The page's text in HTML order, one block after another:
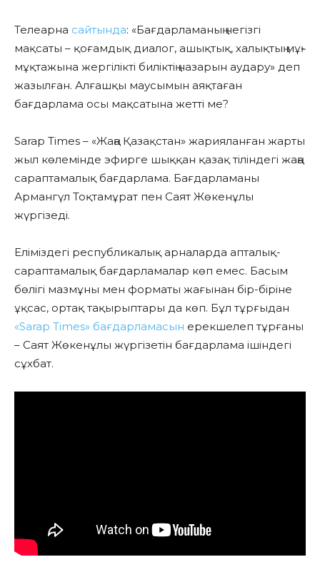
Телеарна сайтында: «Бағдарламаның негізгі
мақсаты – қоғамдық диалог, ашықтық, халықтың мұң-
мұқтажына жергілікті биліктің назарын аудару» деп
жазылған. Алғашқы маусымын аяқтаған
бағдарлама осы мақсатына жетті ме?
Sarap Times – «Жаңа Қазақстан» жарияланған жарты
жыл көлемінде эфирге шыққан қазақ тіліндегі жаңа
сараптамалық бағдарлама. Бағдарламаны
Армангүл Тоқтамұрат пен Саят Жөкенұлы
жүргізеді.
Еліміздегі республикалық арналарда апталық-
сараптамалық бағдарламалар көп емес. Басым
бөлігі мазмұны мен форматы жағынан бір-біріне
ұқсас, ортақ тақырыптары да көп. Бұл тұрғыдан
«Sarap Times» бағдарламасын ерекшелеп тұрғаны
– Саят Жөкенұлы жүргізетін бағдарлама ішіндегі
сұхбат.